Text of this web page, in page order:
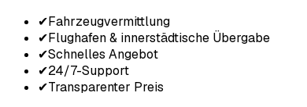
✔Fahrzeugvermittlung
✔Flughafen & innerstädtische Übergabe
✔Schnelles Angebot
✔24/7-Support
✔Transparenter Preis